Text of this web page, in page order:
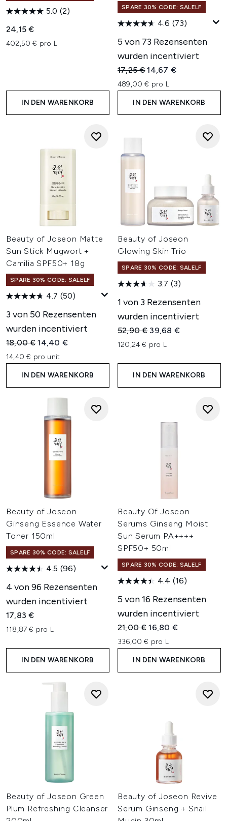
5.0 (2)
24,15 €
402,50 € pro L
IN DEN WARENKORB
SPARE 30% CODE: SALELF
4.6 (73)
5 von 73 Rezensenten
wurden incentiviert
Unverbindliche
17,25 €Aktueller Preis:
14,67 €
489,00 € pro L
IN DEN WARENKORB
Beauty of Joseon Matte
Sun Stick Mugwort +
Camilia SPF50+ 18g
SPARE 30% CODE: SALELF
4.7 (50)
3 von 50 Rezensenten
wurden incentiviert
Unverbindliche Preisempfehlung:
18,00 €Aktueller Preis:
14,40 €
14,40 € pro unit
IN DEN WARENKORB
Beauty of Joseon
Glowing Skin Trio
SPARE 30% CODE: SALELF
3.7 (3)
1 von 3 Rezensenten
wurden incentiviert
Unverbindliche
52,90 € Aktueller Preis:
39,68 €
120,24 € pro L
IN DEN WARENKORB
Beauty of Joseon
Ginseng Essence Water
Toner 150ml
SPARE 30% CODE: SALELF
4.5 (96)
4 von 96 Rezensenten
wurden incentiviert
17,83 €
118,87 € pro L
IN DEN WARENKORB
Beauty Of Joseon
Serums Ginseng Moist
Sun Serum PA++++
SPF50+ 50ml
SPARE 30% CODE: SALELF
4.4 (16)
5 von 16 Rezensenten
wurden incentiviert
Unverbindliche
21,00 €Aktueller Preis:
16,80 €
336,00 € pro L
IN DEN WARENKORB
Beauty of Joseon Green
Plum Refreshing Cleanser
Beauty of Joseon Revive
Serum Ginseng + Snail